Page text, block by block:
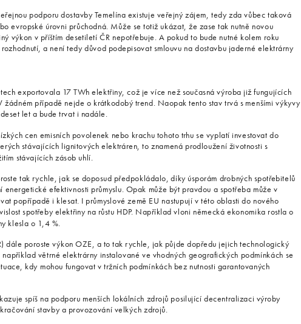
podporu dostavby Temelína existuje veřejný zájem, tedy zda vůbec taková
evropské úrovni průchodná. Může se totiž ukázat, že zase tak nutně novou
výkon v příštím desetiletí ČR nepotřebuje. A pokud to bude nutné kolem roku
a není tedy důvod podepisovat smlouvu na dostavbu jaderné elektrárny
exportovala 17 TWh elektřiny, což je více než současná výroba již fungujících
žádném případě nejde o krátkodobý trend. Naopak tento stav trvá s menšími výkyvy
let a bude trvat i nadále.
cen emisních povolenek nebo krachu tohoto trhu se vyplatí investovat do
stávajících lignitových elektráren, to znamená prodloužení životnosti s
stávajících zásob uhlí.
tak rychle, jak se doposud předpokládalo, díky úsporám drobných spotřebitelů
energetické efektivnosti průmyslu. Opak může být pravdou a spotřeba může v
popřípadě i klesat. I průmyslové země EU nastupují v této oblasti do nového
spotřeby elektřiny na růstu HDP. Například vloni německá ekonomika rostla o
klesla o 1,4 %.
dále poroste výkon OZE, a to tak rychle, jak půjde dopředu jejich technologický
větrné elektrárny instalované ve vhodných geografických podmínkách se
kdy mohou fungovat v tržních podmínkách bez nutnosti garantovaných
spíš na podporu menších lokálních zdrojů posilující decentralizaci výroby
stavby a provozování velkých zdrojů.